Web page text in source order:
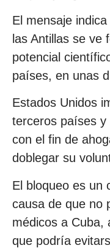
El mensaje
las Antillas se ve
potencial
países, en unas
Estados Unidos
terceros países y
con el fin de
doblegar su
El bloqueo es un
causa de que no
médicos a Cuba,
que podría